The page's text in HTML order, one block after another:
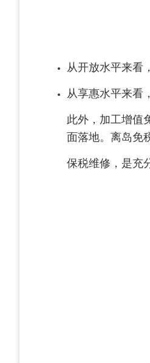
从开放水平来看
从享惠水平来看
此外，加工增值
面落地。离岛免
保税维修，是充